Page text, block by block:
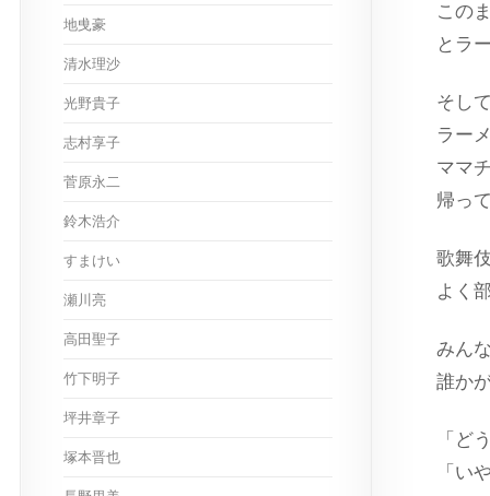
この
とラ
そし
ラー
ママ
帰っ
歌舞
よく
みん
誰か
「ど
「い
地曵豪
清水理沙
光野貴子
志村享子
菅原永二
鈴木浩介
すまけい
瀬川亮
高田聖子
竹下明子
坪井章子
塚本晋也